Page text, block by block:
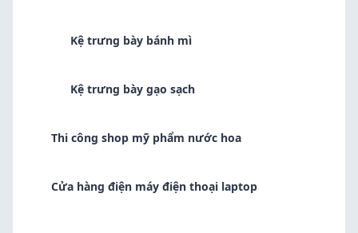
Kệ trưng bày bánh mì
Kệ trưng bày gạo sạch
Thi công shop mỹ phẩm nước hoa
Cửa hàng điện máy điện thoại laptop